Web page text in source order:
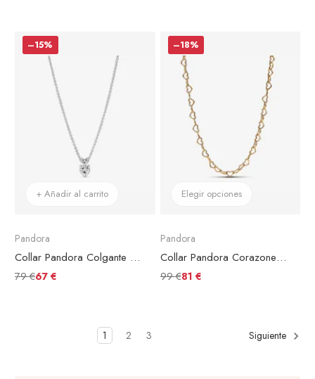
–15%
+ Añadir al carrito
Pandora
Collar Pandora Colgante Doble Corazón Brillante
79 €67 €
–18%
Elegir opciones
Pandora
Collar Pandora Corazones Unidos Chapado en Oro
99 €81 €
1 2 3 Siguiente